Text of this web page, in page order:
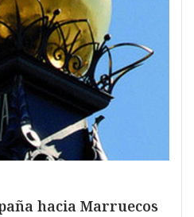
hacia Marruecos